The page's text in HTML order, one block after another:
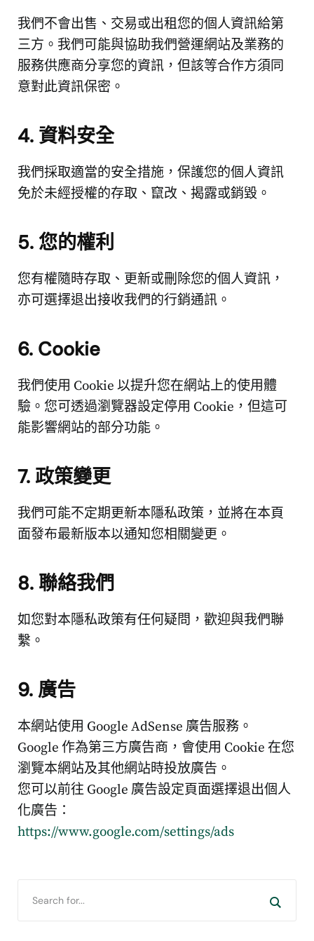
我們不會出售、交易或出租您的個人資訊給第
三方。我們可能與協助我們營運網站及業務的
服務供應商分享您的資訊，但該等合作方須同
意對此資訊保密。
4. 資料安全
我們採取適當的安全措施，保護您的個人資訊
免於未經授權的存取、竄改、揭露或銷毀。
5. 您的權利
您有權隨時存取、更新或刪除您的個人資訊，
亦可選擇退出接收我們的行銷通訊。
6. Cookie
我們使用 Cookie 以提升您在網站上的使用體
驗。您可透過瀏覽器設定停用 Cookie，但這可
能影響網站的部分功能。
7. 政策變更
我們可能不定期更新本隱私政策，並將在本頁
面發布最新版本以通知您相關變更。
8. 聯絡我們
如您對本隱私政策有任何疑問，歡迎與我們聯
繫。
9. 廣告
本網站使用 Google AdSense 廣告服務。
Google 作為第三方廣告商，會使用 Cookie 在您
瀏覽本網站及其他網站時投放廣告。
您可以前往 Google 廣告設定頁面選擇退出個人
化廣告：
https://www.google.com/settings/ads